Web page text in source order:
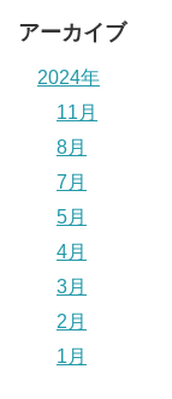
アーカイブ
2024年
11月
8月
7月
5月
4月
3月
2月
1月